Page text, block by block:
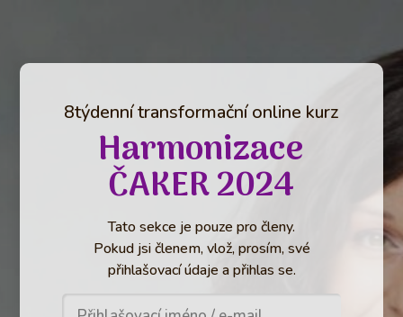
8týdenní transformační online kurz
Harmonizace
ČAKER 2024
Tato sekce je pouze pro členy.
Pokud jsi členem, vlož, prosím, své
přihlašovací údaje a přihlas se.